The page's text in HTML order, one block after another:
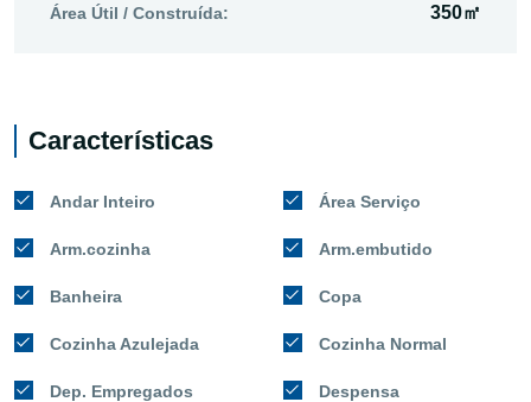
Área Útil / Construída: 350㎡
Características
Andar Inteiro Área Serviço
Arm.cozinha Arm.embutido
Banheira Copa
Cozinha Azulejada Cozinha Normal
Dep. Empregados Despensa